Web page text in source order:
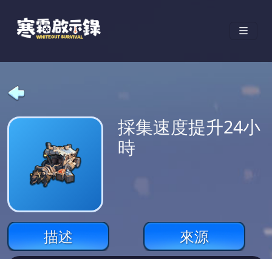
採集速度提升24小
時
描述 來源